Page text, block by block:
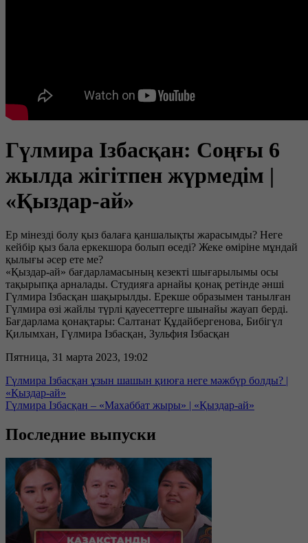
Гүлмира Ізбасқан: Соңғы 6
жылда жігітпен жүрмедім |
«Қыздар-ай»
Ер мінезді болу қыз балаға қаншалықты жарасымды? Неге
кейбір қыз бала еркекшора болып өседі? Жеке өміріне мұндай
қылығы әсер ете ме?
«Қыздар-ай» бағдарламасының кезекті шығарылымы осы
тақырыпқа арналады. Студияға арнайы қонақ ретінде әнші
Гүлмира Ізбасқан шақырылды. Ерекше образымен танылған
Гүлмира өзі жайлы түрлі қауесеттерге шынайы жауап берді.
Бағдарлама қонақтары: Салтанат Құдайбергенова, Бибігүл
Қилымхан, Гүлмира Ізбасқан, Зульфия Ізбасқан
Пятница, 31 марта 2023, 19:02
Гүлмира Ізбасқан ұзын шашын қиюға неге мәжбүр болды? |
«Қыздар-ай»
Гүлмира Ізбасқан – «Махаббат жыры» | «Қыздар-ай»
Последние выпуски